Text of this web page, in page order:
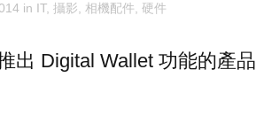
in IT, 攝影 相機配件 硬件
出 Digital Wallet 功能的產品